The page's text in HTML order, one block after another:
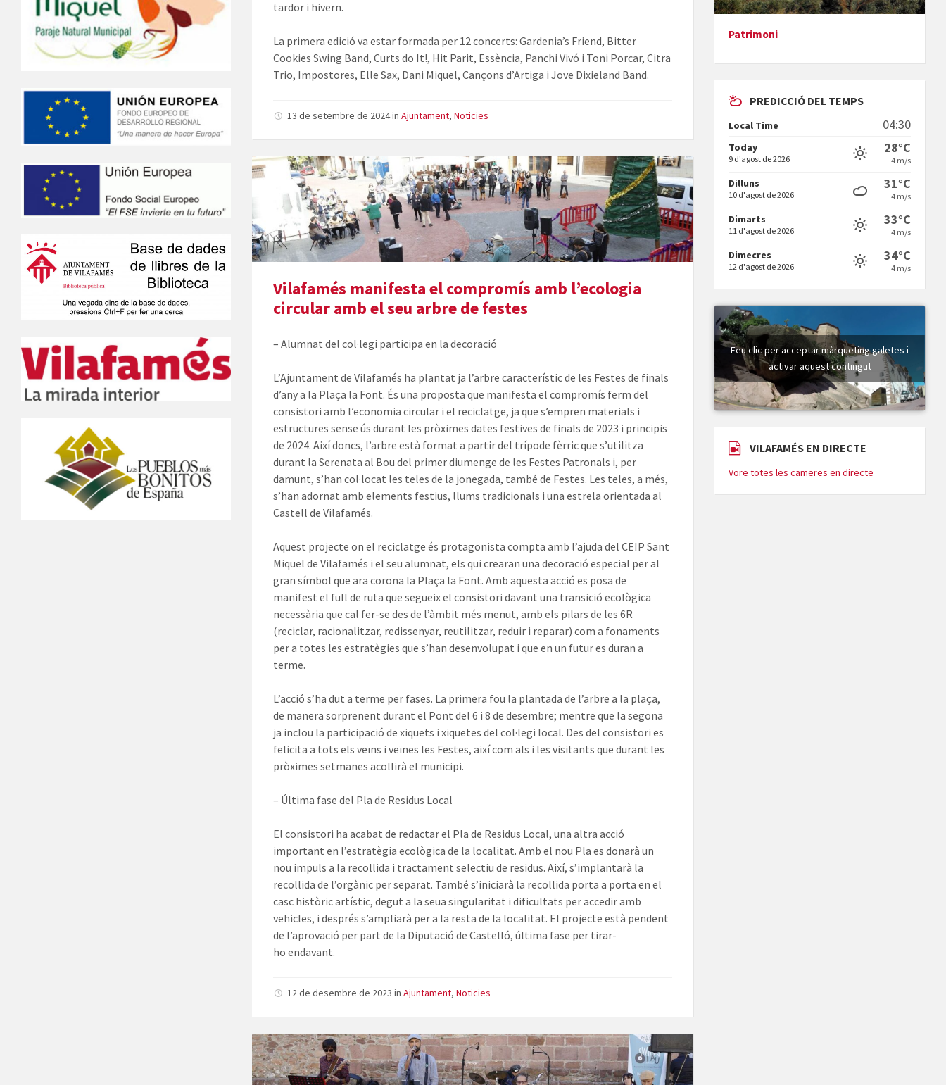
tardor i hivern.
La primera edició va estar formada per 12 concerts: Gardenia’s Friend, Bitter
Cookies Swing Band, Curts do It!, Hit Parit, Essència, Panchi Vivó i Toni Porcar, Citra
Trio, Impostores, Elle Sax, Dani Miquel, Cançons d’Artiga i Jove Dixieland Band.
13 de setembre de 2024inAjuntament,Noticies
Vilafamés manifesta el compromís amb l’ecologia
circular amb el seu arbre de festes
– Alumnat del col·legi participa en la decoració
L’Ajuntament de Vilafamés ha plantat ja l’arbre característic de les Festes de finals
d’any a la Plaça la Font. És una proposta que manifesta el compromís ferm del
consistori amb l’economia circular i el reciclatge, ja que s’empren materials i
estructures sense ús durant les pròximes dates festives de finals de 2023 i principis
de 2024. Així doncs, l’arbre està format a partir del trípode fèrric que s’utilitza
durant la Serenata al Bou del primer diumenge de les Festes Patronals i, per
damunt, s’han col·locat les teles de la jonegada, també de Festes. Les teles, a més,
s’han adornat amb elements festius, llums tradicionals i una estrela orientada al
Castell de Vilafamés.
Aquest projecte on el reciclatge és protagonista compta amb l’ajuda del CEIP Sant
Miquel de Vilafamés i el seu alumnat, els qui crearan una decoració especial per al
gran símbol que ara corona la Plaça la Font. Amb aquesta acció es posa de
manifest el full de ruta que segueix el consistori davant una transició ecològica
necessària que cal fer-se des de l’àmbit més menut, amb els pilars de les 6R
(reciclar, racionalitzar, redissenyar, reutilitzar, reduir i reparar) com a fonaments
per a totes les estratègies que s’han desenvolupat i que en un futur es duran a
terme.
L’acció s’ha dut a terme per fases. La primera fou la plantada de l’arbre a la plaça,
de manera sorprenent durant el Pont del 6 i 8 de desembre; mentre que la segona
ja inclou la participació de xiquets i xiquetes del col·legi local. Des del consistori es
felicita a tots els veïns i veïnes les Festes, així com als i les visitants que durant les
pròximes setmanes acollirà el municipi.
– Última fase del Pla de Residus Local
El consistori ha acabat de redactar el Pla de Residus Local, una altra acció
important en l’estratègia ecològica de la localitat. Amb el nou Pla es donarà un
nou impuls a la recollida i tractament selectiu de residus. Així, s’implantarà la
recollida de l’orgànic per separat. També s’iniciarà la recollida porta a porta en el
casc històric artístic, degut a la seua singularitat i dificultats per accedir amb
vehicles, i després s’ampliarà per a la resta de la localitat. El projecte està pendent
de l’aprovació per part de la Diputació de Castelló, última fase per tirar-
ho endavant.
12 de desembre de 2023inAjuntament,Noticies
mare&quot;, d'Emma Zafon
En Bum
Vermuts a la Font. Hit parit
Patrimoni
PREDICCIÓ DEL TEMPS
Local Time 04:30
Today
9 d'agost de 2026
28°C
4 m/s
Dilluns
10 d'agost de 2026
31°C
4 m/s
Dimarts
11 d'agost de 2026
33°C
4 m/s
Dimecres
12 d'agost de 2026
34°C
4 m/s
Feu clic per acceptar màrqueting galetes i
activar aquest contingut
VILAFAMÉS EN DIRECTE
Vore totes les cameres en directe